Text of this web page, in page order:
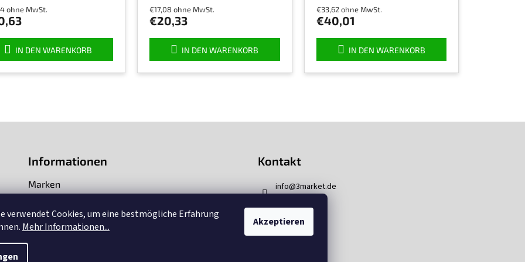
verwendet Cookies, um eine bestmögliche Erfahrung
Mehr Informationen... Akzeptieren
ohne MwSt.
IN DEN WARENKORB
€17,08 ohne MwSt.
€20,33
IN DEN WARENKORB
€33,62 ohne MwSt.
€40,01
IN DEN WARENKORB
Informationen
Marken
Über uns
Kontakt
info@3market.de